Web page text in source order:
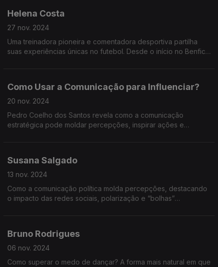
Helena Costa
27 nov. 2024
Uma treinadora pioneira e comentadora desportiva partilha
suas experiências únicas no futebol. Desde o início no Benfica
Como Usar a Comunicação para Influenciar?
20 nov. 2024
Pedro Coelho dos Santos revela como a comunicação
estratégica pode moldar percepções, inspirar ações e
Susana Salgado
13 nov. 2024
Como a comunicação política molda percepções, destacando
o impacto das redes sociais, polarização e “bolhas”
Bruno Rodrigues
06 nov. 2024
Como superar o medo de dançar? A forma mais natural em que